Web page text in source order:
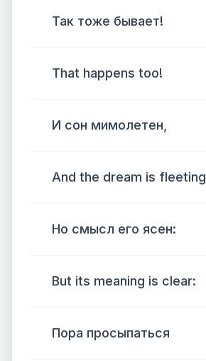
Так тоже бывает!
That happens too!
И сон мимолетен,
And the dream is fleeting
Но смысл его ясен:
But its meaning is clear:
Пора просыпаться